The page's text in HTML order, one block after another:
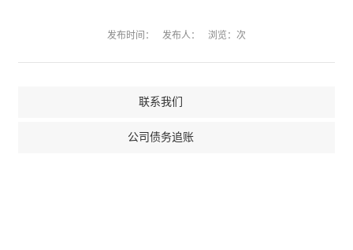
发布时间： 发布人： 浏览：次
联系我们
公司债务追账